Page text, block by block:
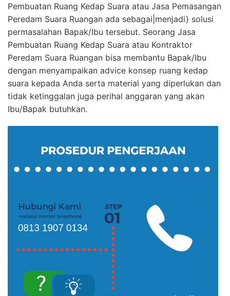
Pembuatan Ruang Kedap Suara atau Jasa Pemasangan
Peredam Suara Ruangan ada sebagai|menjadi} solusi
permasalahan Bapak/Ibu tersebut. Seorang Jasa
Pembuatan Ruang Kedap Suara atau Kontraktor
Peredam Suara Ruangan bisa membantu Bapak/Ibu
dengan menyampaikan advice konsep ruang kedap
suara kepada Anda serta material yang diperlukan dan
tidak ketinggalan juga perihal anggaran yang akan
Ibu/Bapak butuhkan.